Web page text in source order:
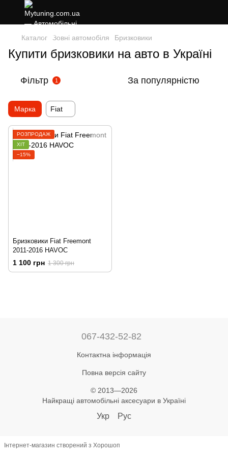
Каталог Зовні автомобіля Бризковики
Купити бризковики на авто в Україні
Фільтр 1 За популярністю
Марка Fiat
РОЗПРОДАЖ
ХІТ
−15%
Бризковики Fiat Freemont
2011-2016 HAVOC
1 100 грн 1 300 грн
067-432-52-82
Контактна інформація
Повна версія сайту
© 2013—2026
Найкращі автомобільні аксесуари в Україні
Укр Рус
Інтернет-магазин створений з Хорошоп